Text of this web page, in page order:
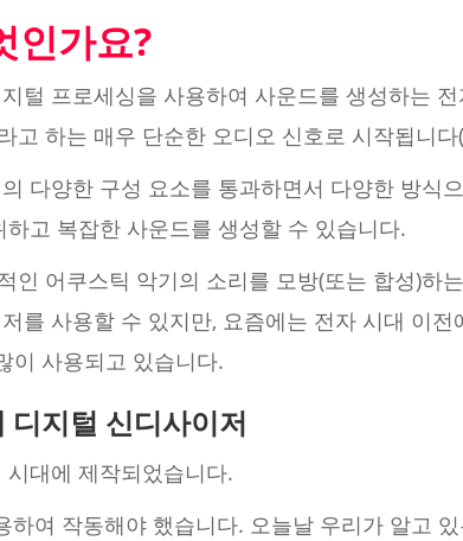
인가요?
털 프로세싱을 사용하여 사운드를 생성하는
고 하는 매우 단순한 오디오 신호로 시작됩니
다양한 구성 요소를 통과하면서 다양한 방식
고 복잡한 사운드를 생성할 수 있습니다.
인 어쿠스틱 악기의 소리를 모방(또는 합성)하
를 사용할 수 있지만, 요즘에는 전자 시대 이
이 사용되고 있습니다.
디지털 신디사이저
대에 제작되었습니다.
하여 작동해야 했습니다. 오늘날 우리가 알고